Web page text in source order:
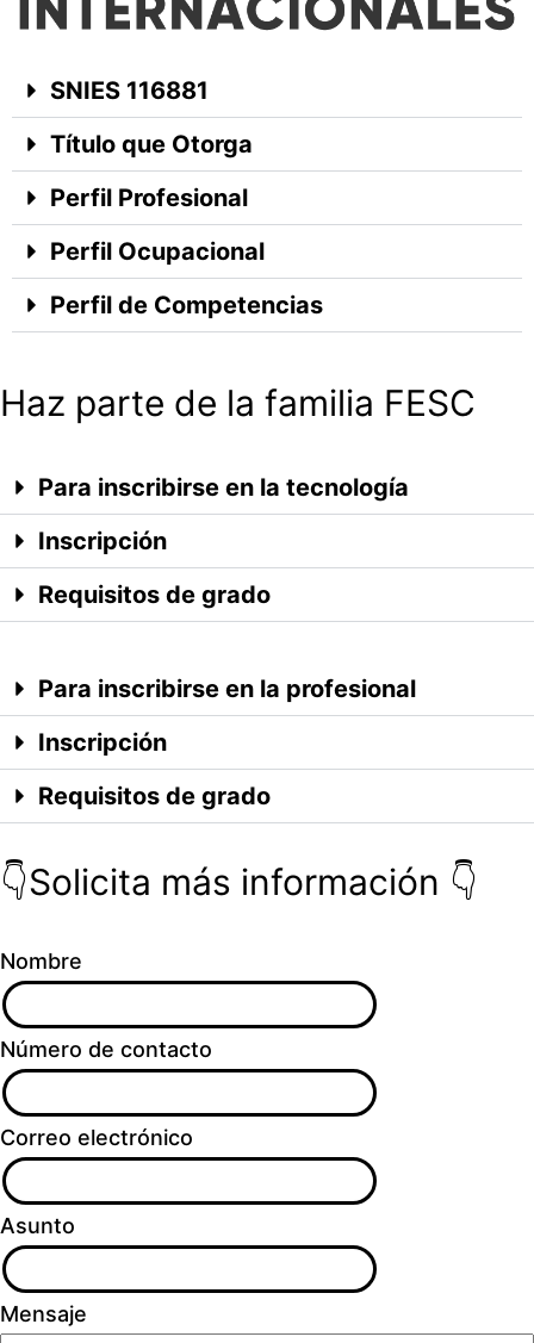
SNIES 116881
Título que Otorga
Perfil Profesional
Perfil Ocupacional
Perfil de Competencias
Haz parte de la familia FESC
Para inscribirse en la tecnología
Inscripción
Requisitos de grado
Para inscribirse en la profesional
Inscripción
Requisitos de grado
👇Solicita más información 👇
Nombre
Número de contacto
Correo electrónico
Asunto
Mensaje